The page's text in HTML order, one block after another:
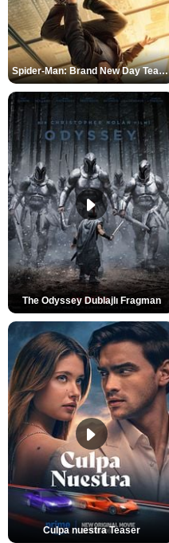
Spider-Man: Brand New Day Teaser
The Odyssey Dublajlı Fragman
Culpa nuestra Teaser